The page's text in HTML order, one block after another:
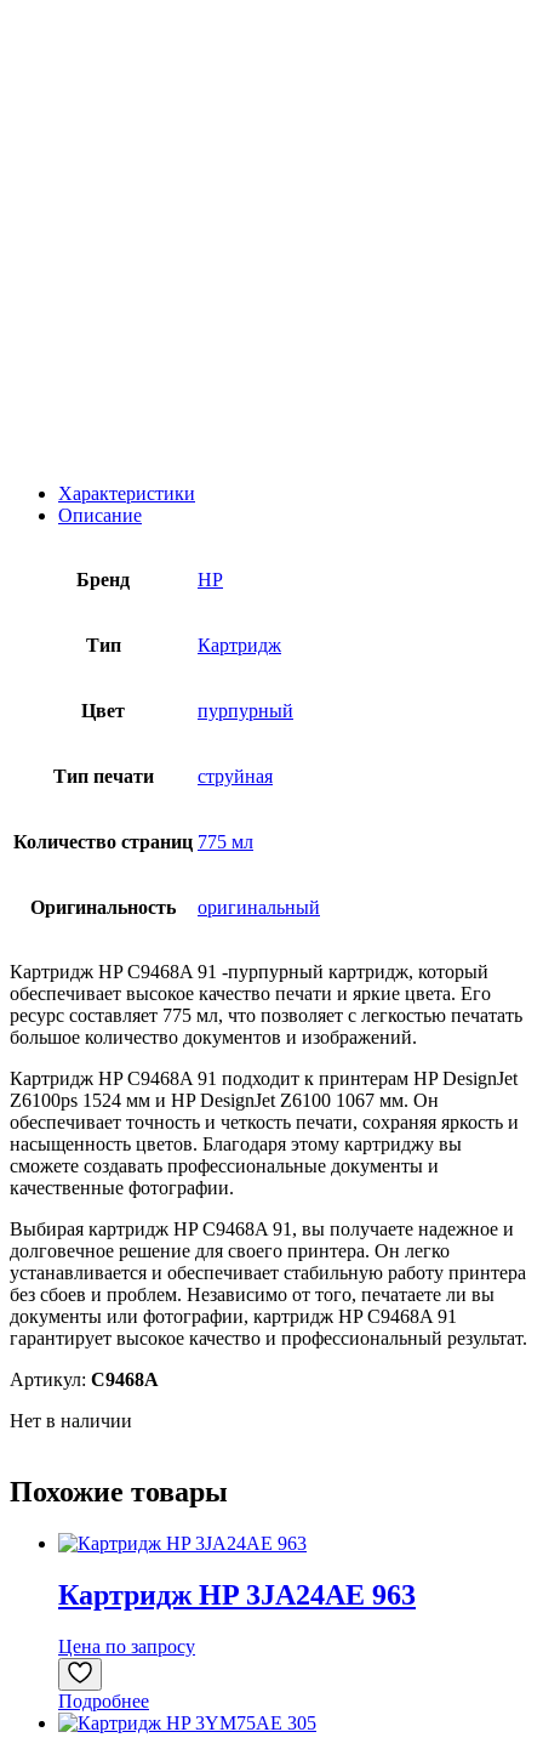
Характеристики
Описание
Бренд HP
Тип Картридж
Цвет пурпурный
Тип печати струйная
Количество страниц 775 мл
Оригинальность оригинальный
Картридж HP C9468A 91 -пурпурный картридж, который
обеспечивает высокое качество печати и яркие цвета. Его
ресурс составляет 775 мл, что позволяет с легкостью печатать
большое количество документов и изображений.
Картридж HP C9468A 91 подходит к принтерам HP DesignJet
Z6100ps 1524 мм и HP DesignJet Z6100 1067 мм. Он
обеспечивает точность и четкость печати, сохраняя яркость и
насыщенность цветов. Благодаря этому картриджу вы
сможете создавать профессиональные документы и
качественные фотографии.
Выбирая картридж HP C9468A 91, вы получаете надежное и
долговечное решение для своего принтера. Он легко
устанавливается и обеспечивает стабильную работу принтера
без сбоев и проблем. Независимо от того, печатаете ли вы
документы или фотографии, картридж HP C9468A 91
гарантирует высокое качество и профессиональный результат.
Артикул: C9468A
Нет в наличии
Похожие товары
Картридж HP 3JA24AE 963
Цена по запросу
Подробнее